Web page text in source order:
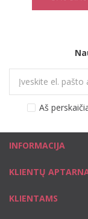
Aš
INFORMACIJA
KLIENTŲ
KLIENTAMS